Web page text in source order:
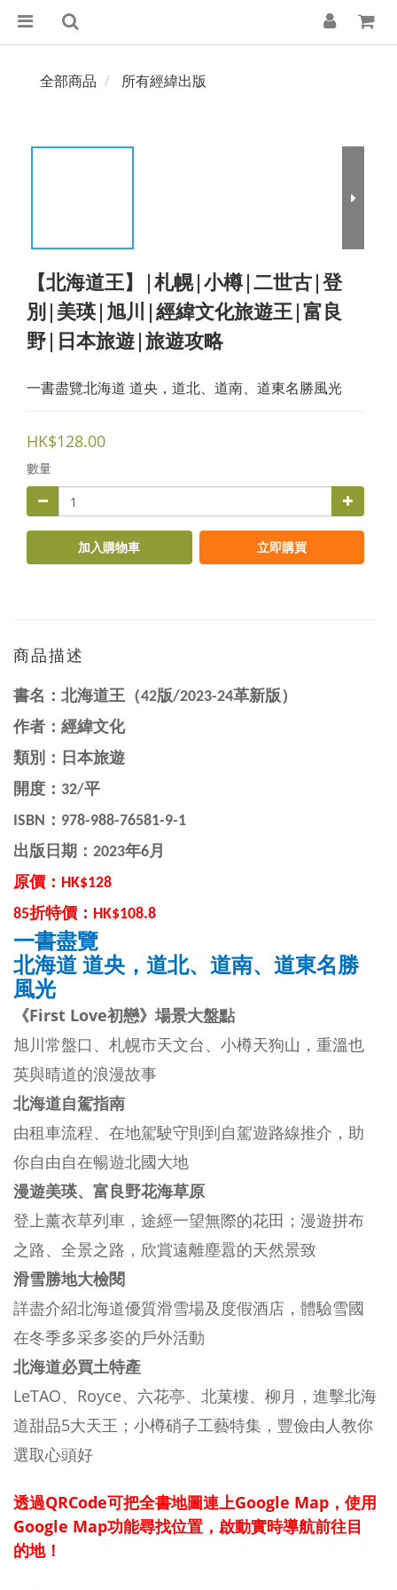
全部商品 所有經緯出版
【北海道王】|札幌|小樽|二世古|登
別|美瑛|旭川|經緯文化旅遊王|富良
野|日本旅遊|旅遊攻略
一書盡覽北海道 道央，道北、道南、道東名勝風光
HK$128.00
數量
加入購物車 立即購買
商品描述
書名： 北海道王（42版/2023-24革新版）
作者：經緯文化
類別：日本旅遊
開度：32/平
ISBN： 978-988-76581-9-1
出版日期：2023年6月
原價：HK$128
85折特價：HK$108.8
一書盡覽
北海道 道央，道北、道南、道東名勝
風光
《First Love初戀》場景大盤點
旭川常盤口、札幌市天文台、小樽天狗山，重溫也
英與晴道的浪漫故事
北海道自駕指南
由租車流程、在地駕駛守則到自駕遊路線推介，助
你自由自在暢遊北國大地
漫遊美瑛、富良野花海草原
登上薰衣草列車，途經一望無際的花田；漫遊拼布
之路、全景之路，欣賞遠離塵囂的天然景致
滑雪勝地大檢閱
詳盡介紹北海道優質滑雪場及度假酒店，體驗雪國
在冬季多采多姿的戶外活動
北海道必買土特產
LeTAO、Royce、六花亭、北菓樓、柳月，進擊北海
道甜品5大天王；小樽硝子工藝特集，豐儉由人教你
選取心頭好
透過QRCode可把全書地圖連上Google Map，使用
Google Map功能尋找位置，啟動實時導航前往目
的地！